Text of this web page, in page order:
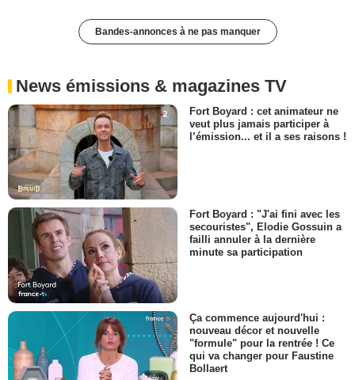
Bandes-annonces à ne pas manquer
News émissions & magazines TV
Fort Boyard : cet animateur ne
veut plus jamais participer à
l’émission... et il a ses raisons !
Fort Boyard : "J'ai fini avec les
secouristes", Elodie Gossuin a
failli annuler à la dernière
minute sa participation
Ça commence aujourd'hui :
nouveau décor et nouvelle
"formule" pour la rentrée ! Ce
qui va changer pour Faustine
Bollaert